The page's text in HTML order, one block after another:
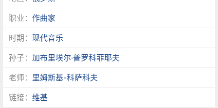
职业：作曲家
时期：现代音乐
孙子：加布里埃尔·普罗科菲耶夫
老师： 里姆斯基-科萨科夫
链接：维基